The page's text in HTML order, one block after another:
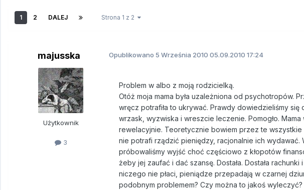
1 2 DALEJ Strona 1 z 2
majusska
Użytkownik
3
Opublikowano 5 Września 2010 05.09.2010 17:24
Problem w albo z moją rodzicielką.
Otóż moja mama była uzależniona od psychotropów.
wręcz potrafiła to ukrywać. Prawdy dowiedzieliśmy się
wrzask, wyzwiska i wreszcie leczenie. Pomogło.
rewelacyjnie. Teoretycznie bowiem przez te wszystkie
nie potrafi rządzić pieniędzy, racjonalnie ich wydawać.
próbowaliśmy wyjść choć częściowo z kłopotów
żeby jej zaufać i dać szansę. Dostała. Dostała
niczego nie płaci, pieniądze przepadają w czarnej
podobnym problemem? Czy można to jakoś wyleczyć?